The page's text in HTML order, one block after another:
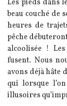
Les pieds dans
beau couché de
heures de
pêche
alcoolisée !
fusent. Nous
avons déjà hâte
qui lorsque
illusoires